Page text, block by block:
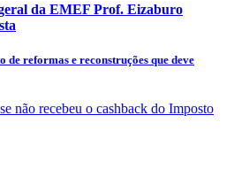
da EMEF Prof. Eizaburo
reformas e reconstruções que deve